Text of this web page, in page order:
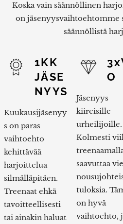
Koska vain säännöllinen
on jäsenyysvaihtoehtomme
säännöllistä
1KK
JÄSE
NYYS
Kuukausijäsenyy
s on paras
vaihtoehto
kehittävää
harjoittelua
silmälläpitäen.
Treenaat ehkä
tavoitteellisesti
tai ainakin haluat
O
Jäsenyys
kiireisille
urheilijoille.
Kolmesti
saavuttaa
tuloksia.
on hyvä
vaihtoehto,